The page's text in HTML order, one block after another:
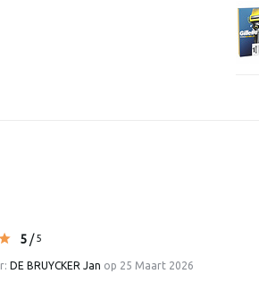
5/5
DE BRUYCKER Jan op 25 Maart 2026